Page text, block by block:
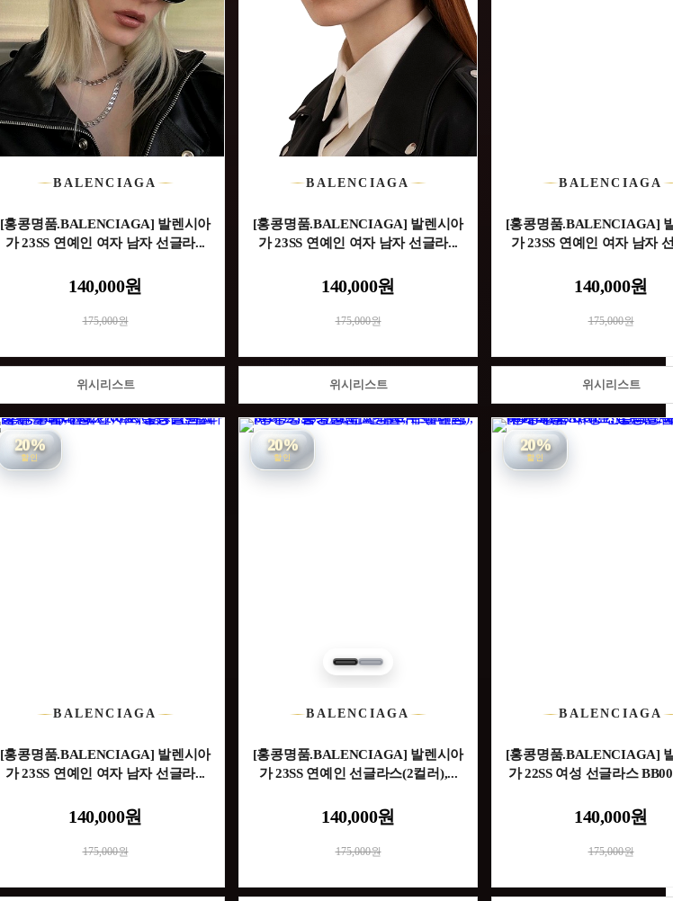
BALENCIAGA
[홍콩명품.BALENCIAGA] 발렌시아
가 23SS 연예인 여자 남자 선글라...
140,000원
175,000원
위시리스트
BALENCIAGA
[홍콩명품.BALENCIAGA] 발렌시아
가 23SS 연예인 여자 남자 선글라...
140,000원
175,000원
위시리스트
BALENCIAGA
[홍콩명품.BALENCIAGA]
가 23SS 연예인 여자 남자
140,000원
175,000원
위시리스트
20%
할인
BALENCIAGA
[홍콩명품.BALENCIAGA] 발렌시아
가 23SS 연예인 여자 남자 선글라...
140,000원
175,000원
20%
할인
BALENCIAGA
[홍콩명품.BALENCIAGA] 발렌시아
가 23SS 연예인 선글라스(2컬러),...
140,000원
175,000원
20%
할인
BALENCIAGA
[홍콩명품.BALENCIAGA]
가 22SS 여성 선글라스
140,000원
175,000원